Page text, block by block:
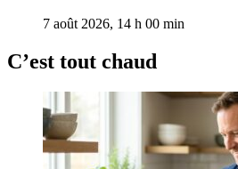
7 août 2026, 14 h 00 min
C’est tout chaud